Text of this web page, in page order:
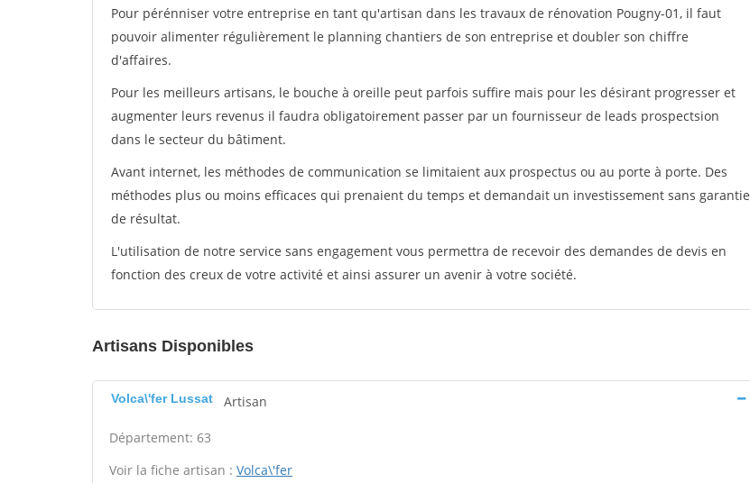
Pour pérénniser votre entreprise en tant qu'artisan dans les travaux de rénovation Pougny-01, il faut
pouvoir alimenter régulièrement le planning chantiers de son entreprise et doubler son chiffre
d'affaires.
Pour les meilleurs artisans, le bouche à oreille peut parfois suffire mais pour les désirant progresser et
augmenter leurs revenus il faudra obligatoirement passer par un fournisseur de leads prospectsion
dans le secteur du bâtiment.
Avant internet, les méthodes de communication se limitaient aux prospectus ou au porte à porte. Des
méthodes plus ou moins efficaces qui prenaient du temps et demandait un investissement sans garantie
de résultat.
L'utilisation de notre service sans engagement vous permettra de recevoir des demandes de devis en
fonction des creux de votre activité et ainsi assurer un avenir à votre société.
Artisans Disponibles
Volca\'fer Lussat Artisan
Département: 63
Voir la fiche artisan : Volca\'fer